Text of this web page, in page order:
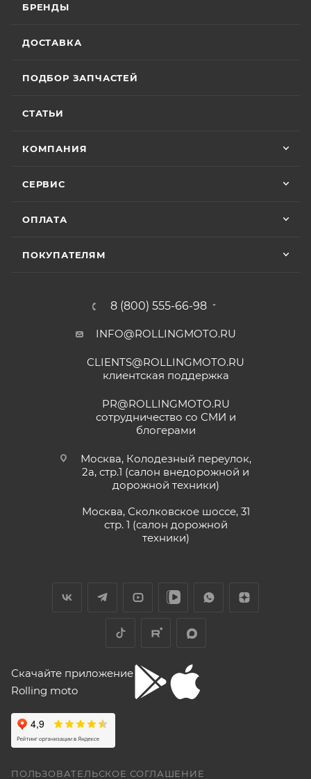
БРЕНДЫ
ДОСТАВКА
ПОДБОР ЗАПЧАСТЕЙ
СТАТЬИ
КОМПАНИЯ
СЕРВИС
ОПЛАТА
ПОКУПАТЕЛЯМ
8 (800) 555-66-98
INFO@ROLLINGMOTO.RU
CLIENTS@ROLLINGMOTO.RU
клиентская поддержка
PR@ROLLINGMOTO.RU
сотрудничество со СМИ и
блогерами
Москва, Колодезный переулок,
2а, стр.1 (салон внедорожной и
дорожной техники)
Москва, Сколковское шоссе, 31
стр. 1 (салон дорожной
техники)
Скачайте приложение
Rolling moto
ПОЛЬЗОВАТЕЛЬСКОЕ СОГЛАШЕНИЕ